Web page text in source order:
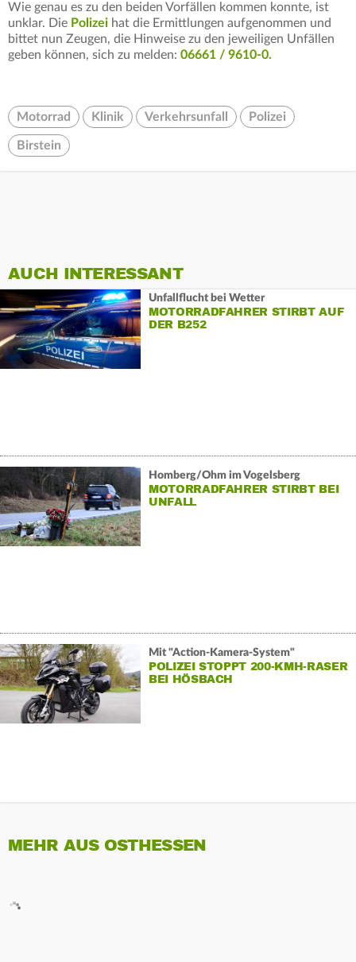
Wie genau es zu den beiden Vorfällen kommen konnte, ist
unklar. Die Polizei hat die Ermittlungen aufgenommen und
bittet nun Zeugen, die Hinweise zu den jeweiligen Unfällen
geben können, sich zu melden: 06661 / 9610-0.
Motorrad Klinik Verkehrsunfall Polizei
Birstein
AUCH INTERESSANT
Unfallflucht bei Wetter
MOTORRADFAHRER STIRBT AUF
DER B252
Homberg/Ohm im Vogelsberg
MOTORRADFAHRER STIRBT BEI
UNFALL
Mit "Action-Kamera-System"
POLIZEI STOPPT 200-KMH-RASER
BEI HÖSBACH
MEHR AUS OSTHESSEN